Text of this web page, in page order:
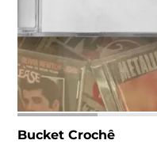
Bucket Crochê